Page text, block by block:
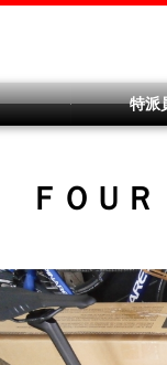
特派
ＯＵＲ